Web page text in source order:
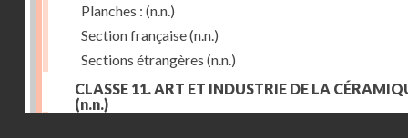
Planches : (n.n.)
Section française(n.n.)
Sections étrangères (n.n.)
CLASSE 11. ART ET INDUSTRIE DE LA
(n.n.)